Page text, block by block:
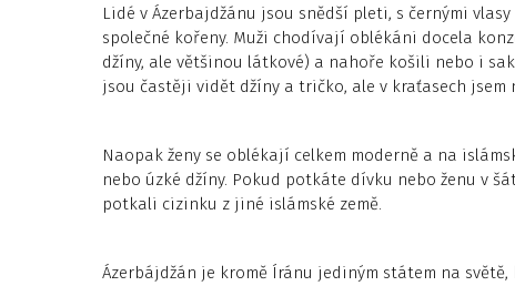
Lidé v Ázerbajdžánu jsou snědší pleti, s černými vlasy
společné kořeny. Muži chodívají oblékáni docela
džíny, ale většinou látkové) a nahoře košili nebo i
jsou častěji vidět džíny a tričko, ale v kraťasech jsem
Naopak ženy se oblékají celkem moderně a na
nebo úzké džíny. Pokud potkáte dívku nebo ženu v
potkali cizinku z jiné islámské země.
Ázerbájdžán je kromě Íránu jediným státem na světě,